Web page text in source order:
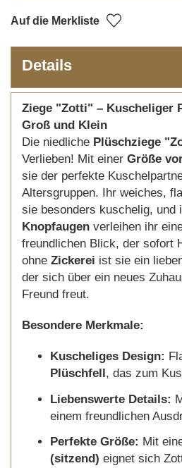
Auf die Merkliste
Details
Ziege "Zotti" – Kuscheliger
Groß und Klein
Die niedliche Plüschziege
Verlieben! Mit einer Größe
sie der perfekte
Altersgruppen. Ihr weiches,
sie besonders kuschelig, und
Knopfaugen verleihen ihr
freundlichen Blick, der sofort
ohne Zickerei ist sie ein
der sich über ein neues
Freund freut.
Besondere Merkmale:
Kuscheliges Design:
Plüschfell, das zum
Liebenswerte Details:
einem freundlichen
Perfekte Größe: Mit
(sitzend) eignet sich